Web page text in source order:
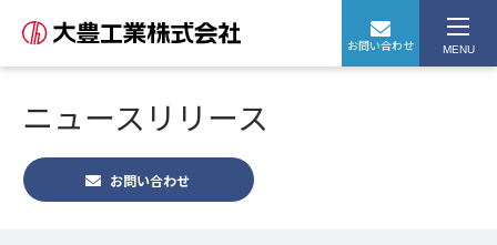
お問い合わせ MENU
ニュースリリース
お問い合わせ